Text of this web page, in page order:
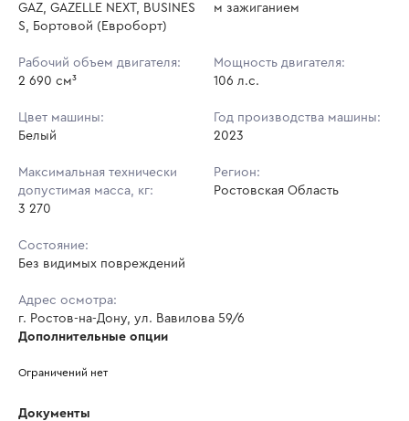
GAZ, GAZELLE NEXT, BUSINES
S, Бортовой (Евроборт)
м зажиганием
Рабочий объем двигателя:
2 690 см³
Мощность двигателя:
106 л.с.
Цвет машины:
Белый
Год производства машины:
2023
Максимальная технически
допустимая масса, кг:
3 270
Регион:
Ростовская Область
Состояние:
Без видимых повреждений
Адрес осмотра:
г. Ростов-на-Дону, ул. Вавилова 59/6
Дополнительные опции
Ограничений нет
Документы